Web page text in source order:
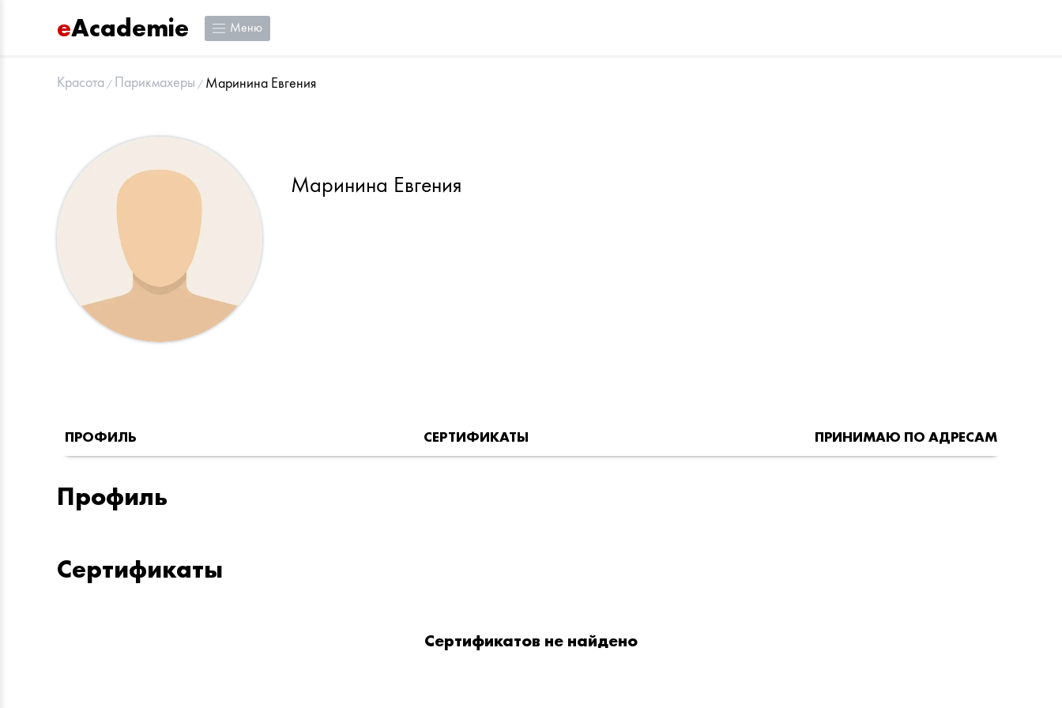
eAcademie Меню
Красота Парикмахеры Маринина Евгения
Маринина Евгения
ПРОФИЛЬ СЕРТИФИКАТЫ ПРИНИМАЮ ПО АДРЕСАМ
Профиль
Сертификаты
Сертификатов не найдено